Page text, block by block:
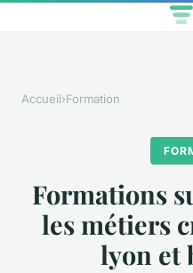
Accueil›Formation
Formations
les métiers
lyon et